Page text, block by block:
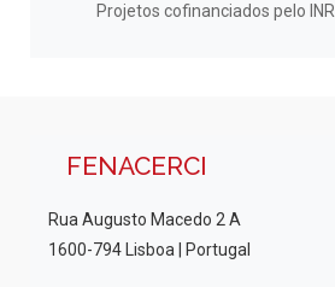
Projetos cofinanciados pelo INR
FENACERCI
Rua Augusto Macedo 2 A
1600-794 Lisboa | Portugal